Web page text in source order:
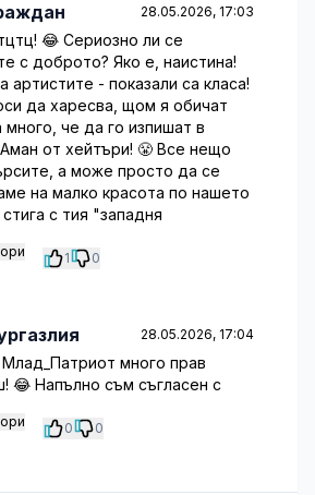
28.05.2026, 17:03
😂 Сериозно ли се
с доброто? Яко е, наистина!
артистите - показали са класа!
да харесва, щом я обичат
много, че да го изпишат в
от хейтъри! 😤 Все нещо
а може просто да се
на малко красота по нашето
с тия "западня
1 0
28.05.2026, 17:04
много прав
😂 Напълно съм съгласен с
0 0